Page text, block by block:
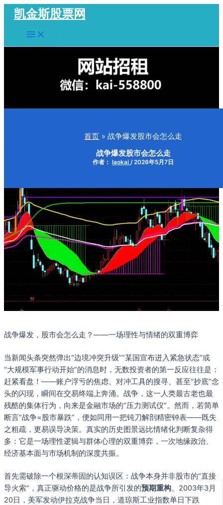
容
凯金斯股票网
Main
Menu
首页 战争爆发股市会怎么走
战争爆发股市会怎么走
作者： laokai /2026年5月7日
战争爆发，股市会怎么走？——一场理性与情绪的双重博弈
当新闻头条突然弹出“边境冲突升级”“某国宣布进入紧急状态”或
“大规模军事行动开始”的消息时，无数投资者的第一反应往往是：
赶紧看盘！——账户浮亏的焦虑、对冲工具的搜寻、甚至“抄底”念
头的闪现，瞬间在交易终端上奔涌。战争，这一人类最古老也最
残酷的集体行为，向来是金融市场的“压力测试仪”。然而，若简单
断言“战争=股市暴跌”，便如同用一把钝刀解剖精密钟表——既失
之粗疏，更易误导决策。真实的历史图景远比情绪化判断复杂得
多：它是一场理性逻辑与群体心理的双重博弈，一次地缘政治、
经济基本面与市场机制的深度共振。
首先需破除一个根深蒂固的认知误区：战争本身并非股市的“直接
导火索”，真正驱动价格的是战争所引发的预期重构。2003年3月
20日，美军发动伊拉克战争当日，道琼斯工业指数单日下跌